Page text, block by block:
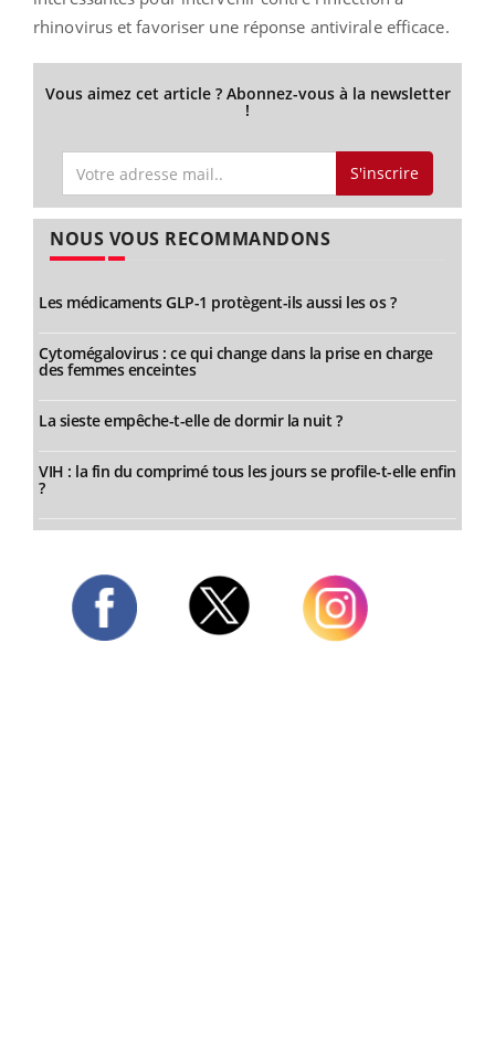
rhinovirus et favoriser une réponse antivirale efficace.
Vous aimez cet article ? Abonnez-vous à la newsletter
!
S'inscrire
NOUS VOUS RECOMMANDONS
Les médicaments GLP-1 protègent-ils aussi les os ?
Cytomégalovirus : ce qui change dans la prise en charge
des femmes enceintes
La sieste empêche-t-elle de dormir la nuit ?
VIH : la fin du comprimé tous les jours se profile-t-elle enfin
?